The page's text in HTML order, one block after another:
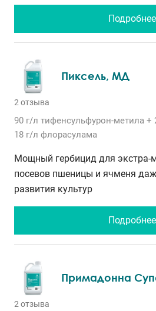
Подробнее
Пиксель, МД
2 отзыва
90 г/л тифенсульфурон-метила +
18 г/л флорасулама
Мощный гербицид для экстра-
посевов пшеницы и ячменя
развития культур
Подробнее
Примадонна
2 отзыва